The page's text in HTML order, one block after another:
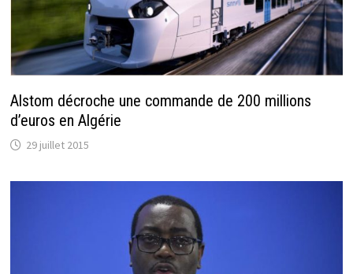
Alstom décroche une commande de 200 millions
d’euros en Algérie
29 juillet 2015